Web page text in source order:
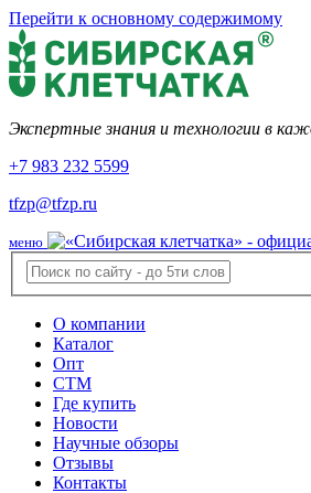
Перейти к основному содержимому
Экспертные знания и технологии в
+7 983 232 5599
tfzp@tfzp.ru
меню
О компании
Каталог
Опт
СТМ
Где купить
Новости
Научные обзоры
Отзывы
Контакты